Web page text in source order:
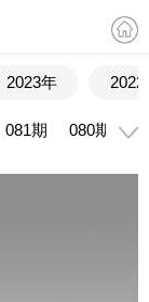
2023年 2022
081期 080期